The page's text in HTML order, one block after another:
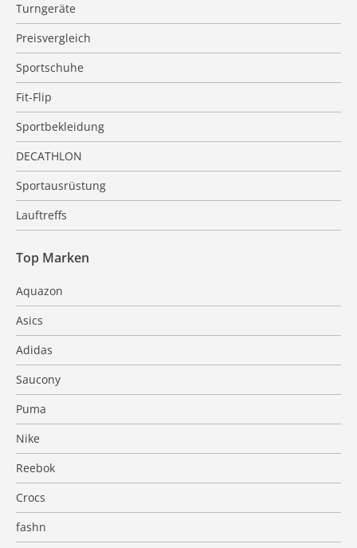
Turngeräte
Preisvergleich
Sportschuhe
Fit-Flip
Sportbekleidung
DECATHLON
Sportausrüstung
Lauftreffs
Top Marken
Aquazon
Asics
Adidas
Saucony
Puma
Nike
Reebok
Crocs
fashn